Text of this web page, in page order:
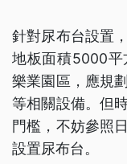
針對尿布台設置
地板面積5000平
樂業園區，應規
等相關設備。但
門檻，不妨參照
設置尿布台。